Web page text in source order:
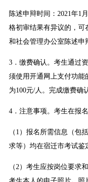
陈述申辩时间：2021年1
格初审结果有异议的，可
和社会管理办公室陈述申
3．缴费确认。考生通过
须使用开通网上支付功能
为100元/人。完成缴费确
4．注意事项。考生在报
（1）报名所需信息（包
求等）均在宿迁市考试鉴
（2）考生应按岗位要求